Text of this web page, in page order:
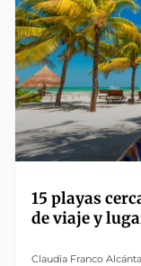
15 playas
de viaje y
Claudia Franco